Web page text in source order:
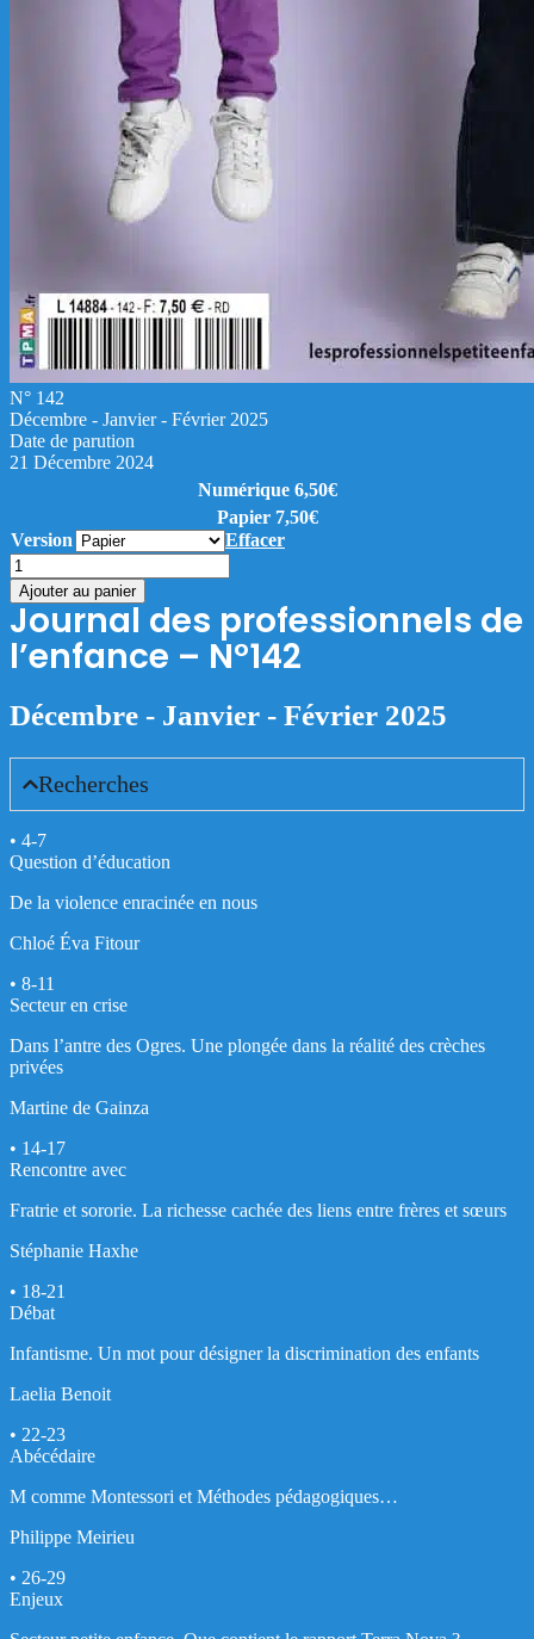
N° 142
Décembre - Janvier - Février 2025
Date de parution
21 Décembre 2024
Numérique 6,50€
Papier 7,50€
Version
Effacer
quantité
de
Journal
des
professionnels
de
-
Ajouter au panier
Journal des professionnels de
l’enfance – N°142
Décembre - Janvier - Février 2025
Recherches
• 4-7
Question d’éducation
De la violence enracinée en nous
Chloé Éva Fitour
• 8-11
Secteur en crise
Dans l’antre des Ogres. Une plongée dans la réalité des crèches
privées
Martine de Gainza
• 14-17
Rencontre avec
Fratrie et sororie. La richesse cachée des liens entre frères et sœurs
Stéphanie Haxhe
• 18-21
Débat
Infantisme. Un mot pour désigner la discrimination des enfants
Laelia Benoit
• 22-23
Abécédaire
M comme Montessori et Méthodes pédagogiques…
Philippe Meirieu
• 26-29
Enjeux